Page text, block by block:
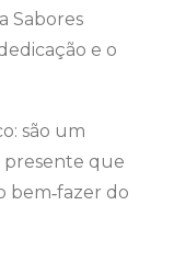
Sabores
e o
são um
presente que
bem‑fazer do